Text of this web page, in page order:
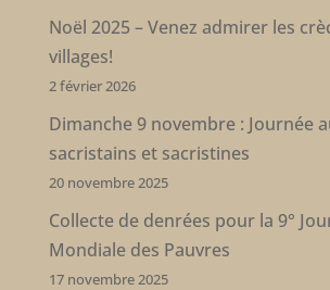
Noël 2025 – Venez admirer les
villages!
2 février 2026
Dimanche 9 novembre : Journée
sacristains et sacristines
20 novembre 2025
Collecte de denrées pour la 9°
Mondiale des Pauvres
17 novembre 2025